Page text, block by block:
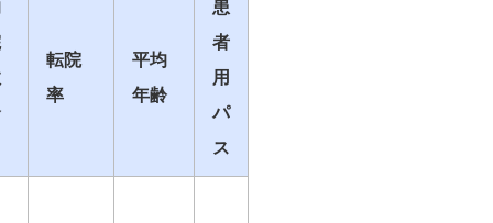
転院
率
平均
年齢
患
者
用
パ
ス